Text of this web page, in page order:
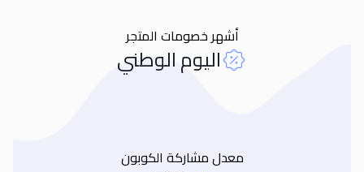
أشهر خصومات المتجر
اليوم الوطني
معدل مشاركة الكوبون